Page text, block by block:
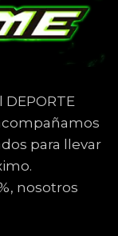
para llevar
nosotros